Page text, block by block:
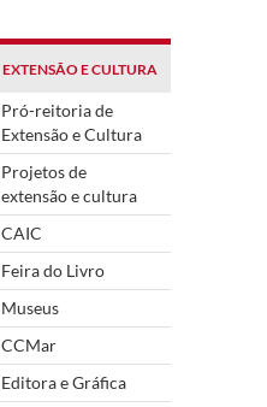
EXTENSÃO E CULTURA
Pró-reitoria de
Extensão e Cultura
Projetos de
extensão e cultura
CAIC
Feira do Livro
Museus
CCMar
Editora e Gráfica